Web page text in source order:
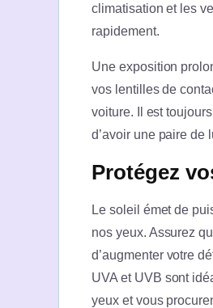
climatisation et les
rapidement.
Une exposition
vos lentilles de
voiture. Il est
d’avoir une paire de
Protégez
Le soleil émet de
nos yeux. Assurez
d’augmenter votre
UVA et UVB sont
yeux et vous